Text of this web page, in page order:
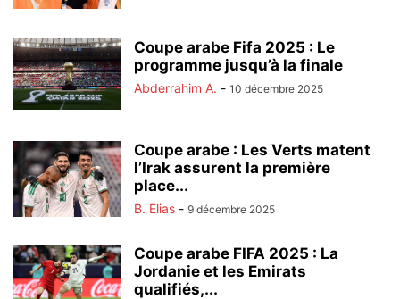
Coupe arabe Fifa 2025 : Le
programme jusqu’à la finale
Abderrahim A. - 10 décembre 2025
Coupe arabe : Les Verts matent
l’Irak assurent la première
place...
B. Elias - 9 décembre 2025
Coupe arabe FIFA 2025 : La
Jordanie et les Emirats
qualifiés,...